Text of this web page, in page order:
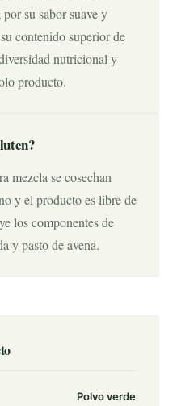
su sabor suave y
contenido superior de
nutricional y
producto.
mezcla se cosechan
y el producto es libre de
los componentes de
y pasto de avena.
Polvo verde